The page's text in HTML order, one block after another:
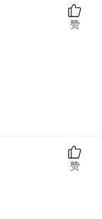
赞
赞